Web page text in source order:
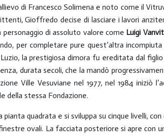
di Francesco Solimena e noto come il
Gioffredo decise di lasciare i lavori
personaggio di assoluto valore come Luigi
per completare pure quest’altra
la prestigiosa dimora fu ereditata dal
durata secoli, che la mandò
Ville Vesuviane nel 1977, nel 1984 iniziò
della stessa Fondazione.
pianta quadrata e si sviluppa su cinque livelli,
ovali. La facciata posteriore si apre con